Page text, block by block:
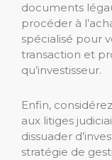
documents
procéder à
spécialisé pour
transaction et
qu’investisseur.
Enfin,
aux litiges
dissuader
stratégie de